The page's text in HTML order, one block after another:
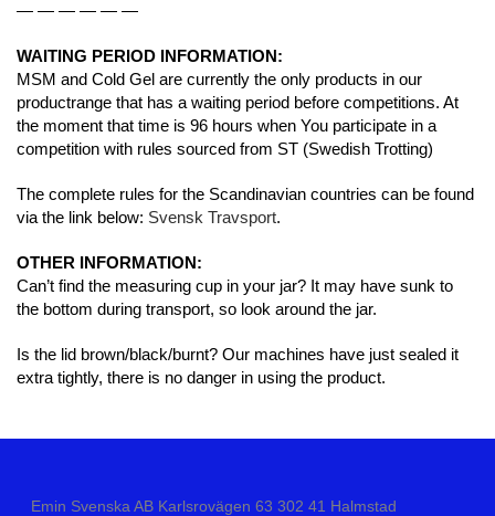
— — — — — —
WAITING PERIOD INFORMATION:
MSM and Cold Gel are currently the only products in our
productrange that has a waiting period before competitions. At
the moment that time is 96 hours when You participate in a
competition with rules sourced from ST (Swedish Trotting)
The complete rules for the Scandinavian countries can be found
via the link below: Svensk Travsport.
OTHER INFORMATION:
Can’t find the measuring cup in your jar? It may have sunk to
the bottom during transport, so look around the jar.
Is the lid brown/black/burnt? Our machines have just sealed it
extra tightly, there is no danger in using the product.
Emin Svenska AB Karlsrovägen 63 302 41 Halmstad